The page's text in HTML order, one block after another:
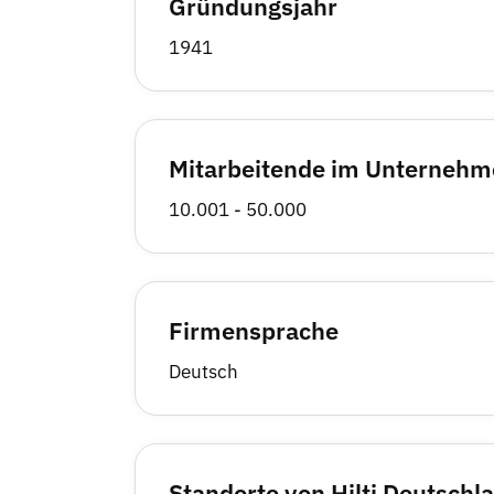
1941
Mitarbeitende im
10.001 - 50.000
Firmensprache
Deutsch